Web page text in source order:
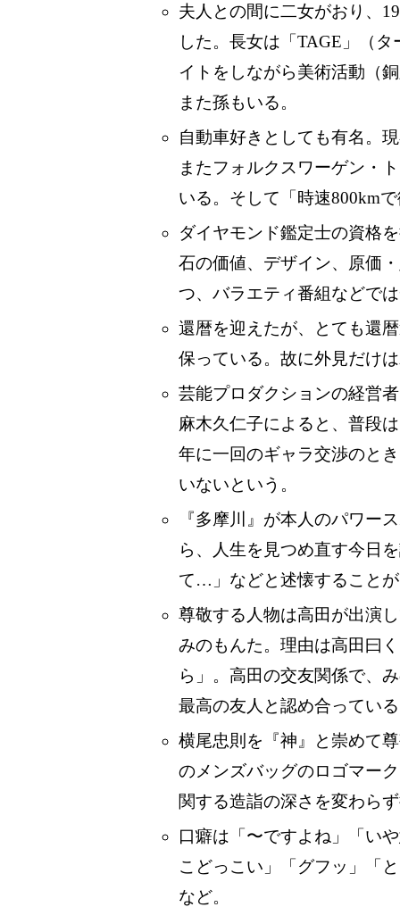
夫人との間に二女がおり、
した。長女は「TAGE」（
イトをしながら美術活動（
また孫もいる。
自動車好きとしても有名。
またフォルクスワーゲン・
いる。そして「時速800km
ダイヤモンド鑑定士の資格
石の価値、デザイン、原価
つ、バラエティ番組などで
還暦を迎えたが、とても還
保っている。故に外見だけ
芸能プロダクションの経営
麻木久仁子によると、普段
年に一回のギャラ交渉のと
いないという。
『多摩川』が本人のパワー
ら、人生を見つめ直す今日
て…」などと述懐すること
尊敬する人物は高田が出演
みのもんた。理由は高田曰
ら」。高田の交友関係で、
最高の友人と認め合ってい
横尾忠則を『神』と崇めて
のメンズバッグのロゴマー
関する造詣の深さを変わら
口癖は「〜ですよね」「い
こどっこい」「グフッ」「
など。